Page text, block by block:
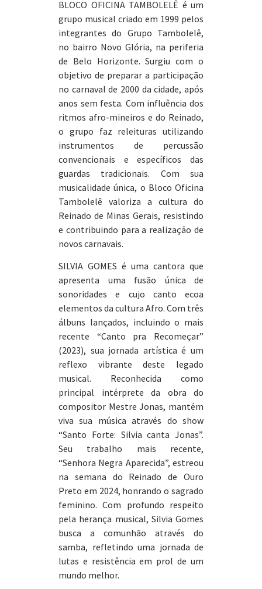
BLOCO OFICINA TAMBOLELÊ é um
grupo musical criado em 1999 pelos
integrantes do Grupo Tambolelê,
no bairro Novo Glória, na periferia
de Belo Horizonte. Surgiu com o
objetivo de preparar a participação
no carnaval de 2000 da cidade, após
anos sem festa. Com influência dos
ritmos afro-mineiros e do Reinado,
o grupo faz releituras utilizando
instrumentos de percussão
convencionais e específicos das
guardas tradicionais. Com sua
musicalidade única, o Bloco Oficina
Tambolelê valoriza a cultura do
Reinado de Minas Gerais, resistindo
e contribuindo para a realização de
novos carnavais.
SILVIA GOMES é uma cantora que
apresenta uma fusão única de
sonoridades e cujo canto ecoa
elementos da cultura Afro. Com três
álbuns lançados, incluindo o mais
recente “Canto pra Recomeçar”
(2023), sua jornada artística é um
reflexo vibrante deste legado
musical. Reconhecida como
principal intérprete da obra do
compositor Mestre Jonas, mantém
viva sua música através do show
“Santo Forte: Silvia canta Jonas”.
Seu trabalho mais recente,
“Senhora Negra Aparecida”, estreou
na semana do Reinado de Ouro
Preto em 2024, honrando o sagrado
feminino. Com profundo respeito
pela herança musical, Silvia Gomes
busca a comunhão através do
samba, refletindo uma jornada de
lutas e resistência em prol de um
mundo melhor.